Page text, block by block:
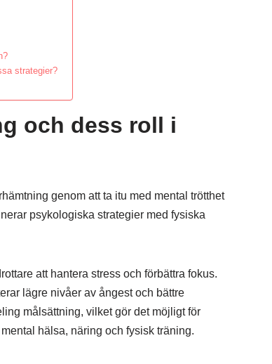
strategier?
och dess roll i
genom att ta itu med mental trötthet
psykologiska strategier med fysiska
att hantera stress och förbättra fokus.
lägre nivåer av ångest och bättre
målsättning, vilket gör det möjligt för
hälsa, näring och fysisk träning.